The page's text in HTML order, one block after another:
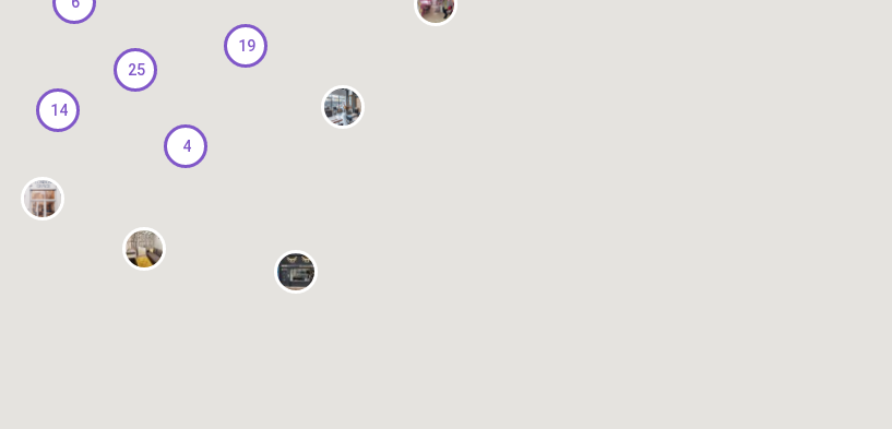
25
14
19
4